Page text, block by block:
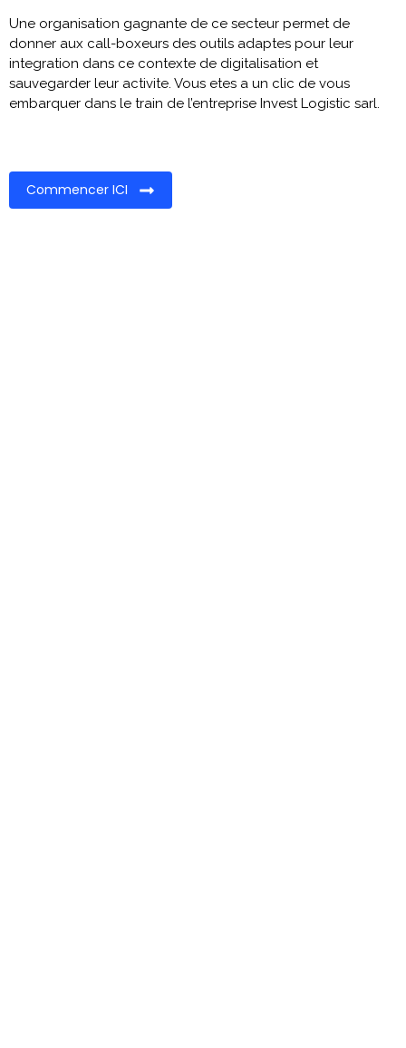
Une organisation gagnante de ce secteur permet de
donner aux call-boxeurs des outils adaptes pour leur
integration dans ce contexte de digitalisation et
sauvegarder leur activite. Vous etes a un clic de vous
embarquer dans le train de l’entreprise Invest Logistic sarl.
Commencer ICI